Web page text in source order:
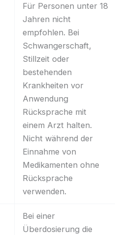
Für Personen unter 18
Jahren nicht
empfohlen. Bei
Schwangerschaft,
Stillzeit oder
bestehenden
Krankheiten vor
Anwendung
Rücksprache mit
einem Arzt halten.
Nicht während der
Einnahme von
Medikamenten ohne
Rücksprache
verwenden.
Bei einer
Überdosierung die